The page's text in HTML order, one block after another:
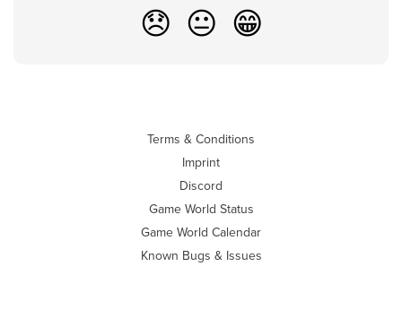
😞 😐 😁
Terms & Conditions
Imprint
Discord
Game World Status
Game World Calendar
Known Bugs & Issues